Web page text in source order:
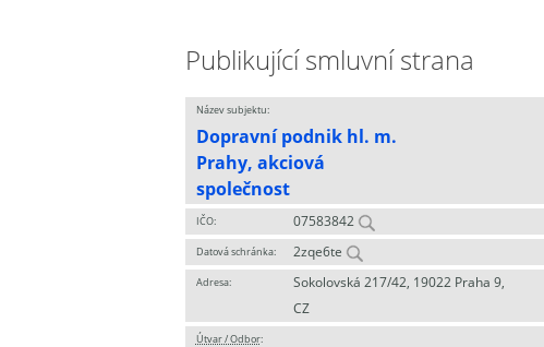
Publikující smluvní strana
Název subjektu:
Dopravní podnik hl. m.
Prahy, akciová
společnost
IČO: 07583842
Datová schránka: 2zqe6te
Adresa:
Sokolovská 217/42, 19022 Praha 9,
CZ
Útvar / Odbor: